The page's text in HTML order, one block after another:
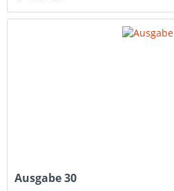
Ausgabe 30